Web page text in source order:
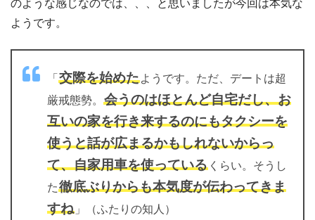
ようです。
「交際を始めたようです。ただ、デートは超
厳戒態勢。 会うのはほとんど自宅だし、お
互いの家を行き来するのにもタクシーを
使うと話が広まるかもしれないからっ
て、自家用車を使っている くらい。そうし
た徹底ぶりからも本気度が伝わってきま
すね 」（ふたりの知人）